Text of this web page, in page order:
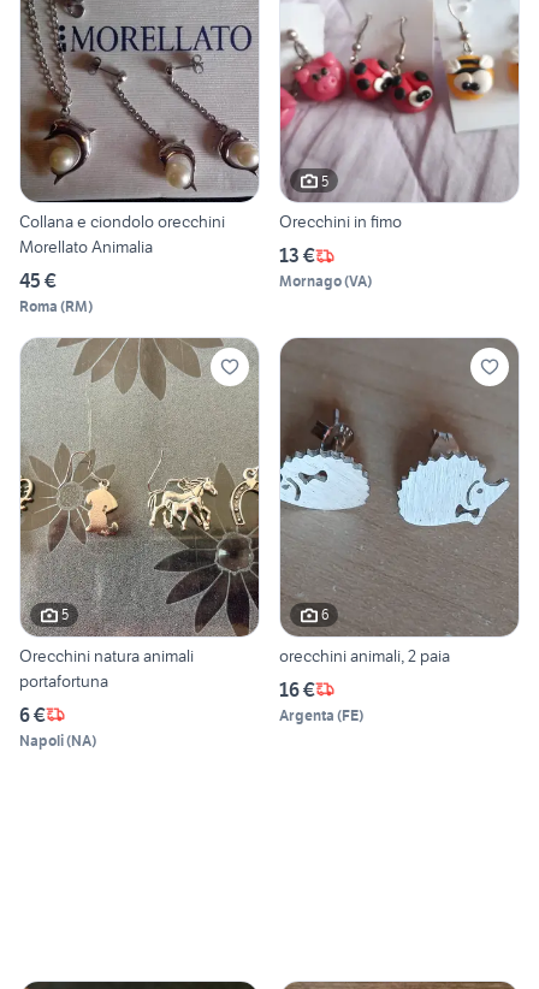
Collana e ciondolo orecchini
Morellato Animalia
45 €
Roma (RM)
5
Orecchini in fimo
13 €
Mornago(VA)
5
Orecchini natura animali
portafortuna
6 €
Napoli(NA)
6
orecchini animali, 2 paia
16 €
Argenta (FE)